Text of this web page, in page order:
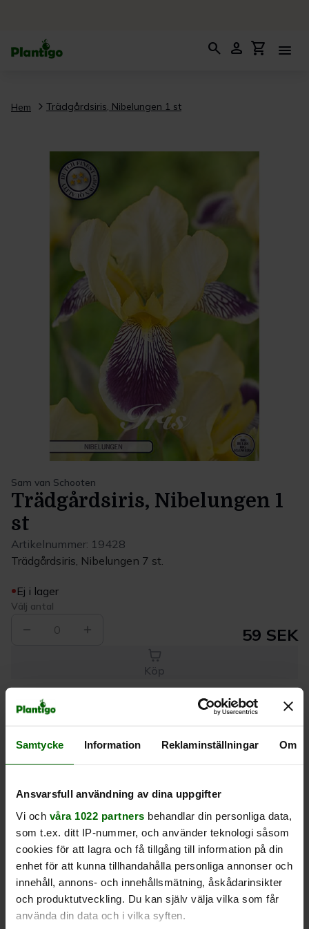
Samtycke Information Reklaminställningar Om
Ansvarsfull användning av dina uppgifter
Vi och våra 1022 partners behandlar din personliga data,
som t.ex. ditt IP-nummer, och använder teknologi såsom
cookies för att lagra och få tillgång till information på din
enhet för att kunna tillhandahålla personliga annonser och
innehåll, annons- och innehållsmätning, åskådarinsikter
och produktutveckling. Du kan själv välja vilka som får
använda din data och i vilka syften.
search person shopping_cart menu
Hem Trädgårdsiris, Nibelungen 1 st
Sam van Schooten
Trädgårdsiris, Nibelungen 1
st
Artikelnummer: 19428
Trädgårdsiris, Nibelungen 7 st.
Ej i lager
Välj antal
0 59 SEK
Köp
Leverans 1-
3 dagar
Kvalitet till
rätt pris
Eget lager allt i
en leverans
Produktrecensioner